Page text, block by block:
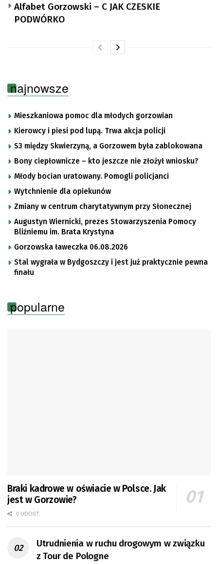
Alfabet Gorzowski – C JAK CZESKIE
PODWÓRKO
najnowsze
Mieszkaniowa pomoc dla młodych gorzowian
Kierowcy i piesi pod lupą. Trwa akcja policji
S3 między Skwierzyną, a Gorzowem była zablokowana
Bony ciepłownicze – kto jeszcze nie złożył wniosku?
Młody bocian uratowany. Pomogli policjanci
Wytchnienie dla opiekunów
Zmiany w centrum charytatywnym przy Słonecznej
Augustyn Wiernicki, prezes Stowarzyszenia Pomocy
Bliźniemu im. Brata Krystyna
Gorzowska ławeczka 06.08.2026
Stal wygrała w Bydgoszczy i jest już praktycznie pewna
finału
popularne
Braki kadrowe w oświacie w Polsce. Jak
jest w Gorzowie?
0 UDOST.
Utrudnienia w ruchu drogowym w związku
z Tour de Pologne